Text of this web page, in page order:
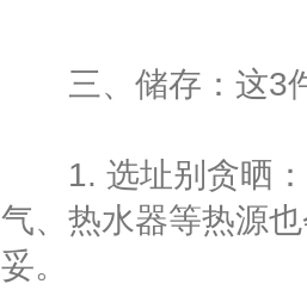
三、储存：这3
1. 选址别贪晒：
气、热水器等热源
妥。